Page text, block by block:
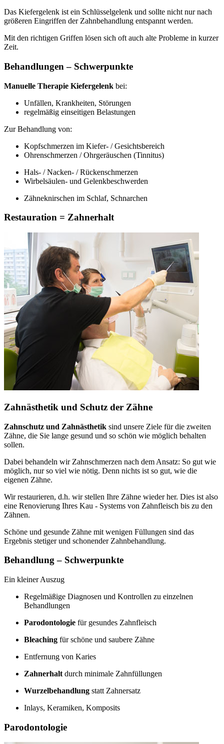
Das Kiefergelenk ist ein Schlüsselgelenk und sollte nicht nur nach
größeren Eingriffen der Zahnbehandlung entspannt werden.
Mit den richtigen Griffen lösen sich oft auch alte Probleme in kurzer
Zeit.
Behandlungen – Schwerpunkte
Manuelle Therapie Kiefergelenk bei:
Unfällen, Krankheiten, Störungen
regelmäßig einseitigen Belastungen
Zur Behandlung von:
Kopfschmerzen im Kiefer- / Gesichtsbereich
Ohrenschmerzen / Ohrgeräuschen (Tinnitus)
Hals- / Nacken- / Rückenschmerzen
Wirbelsäulen- und Gelenkbeschwerden
Zähneknirschen im Schlaf, Schnarchen
Restauration = Zahnerhalt
Zahnästhetik und Schutz der Zähne
Zahnschutz und Zahnästhetik sind unsere Ziele für die zweiten
Zähne, die Sie lange gesund und so schön wie möglich behalten
sollen.
Dabei behandeln wir Zahnschmerzen nach dem Ansatz: So gut wie
möglich, nur so viel wie nötig. Denn nichts ist so gut, wie die
eigenen Zähne.
Wir restaurieren, d.h. wir stellen Ihre Zähne wieder her. Dies ist also
eine Renovierung Ihres Kau - Systems von Zahnfleisch bis zu den
Zähnen.
Schöne und gesunde Zähne mit wenigen Füllungen sind das
Ergebnis stetiger und schonender Zahnbehandlung.
Behandlung – Schwerpunkte
Ein kleiner Auszug
Regelmäßige Diagnosen und Kontrollen zu einzelnen
Behandlungen
Parodontologie für gesundes Zahnfleisch
Bleaching für schöne und saubere Zähne
Entfernung von Karies
Zahnerhalt durch minimale Zahnfüllungen
Wurzelbehandlung statt Zahnersatz
Inlays, Keramiken, Komposits
Parodontologie